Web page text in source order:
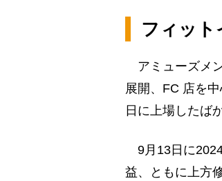
フィット
アミューズメ
展開、FC 店を
日に上場したば
9月13日に
益、ともに上方